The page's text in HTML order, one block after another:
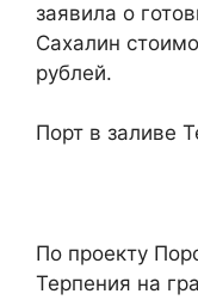
заявила о
Сахалин
рублей.
Порт в заливе
По проекту
Терпения на